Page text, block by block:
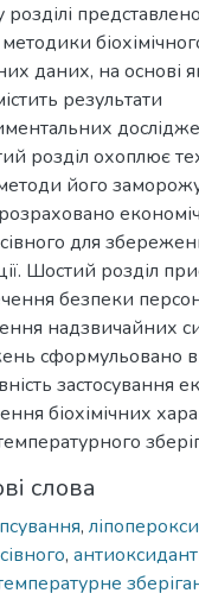
розділі
даних, на основі
результати
розділ охоплює
його
розраховано
для
Шостий розділ
безпеки
надзвичайних
сформульовано
застосування
біохімічних
слова
,
,